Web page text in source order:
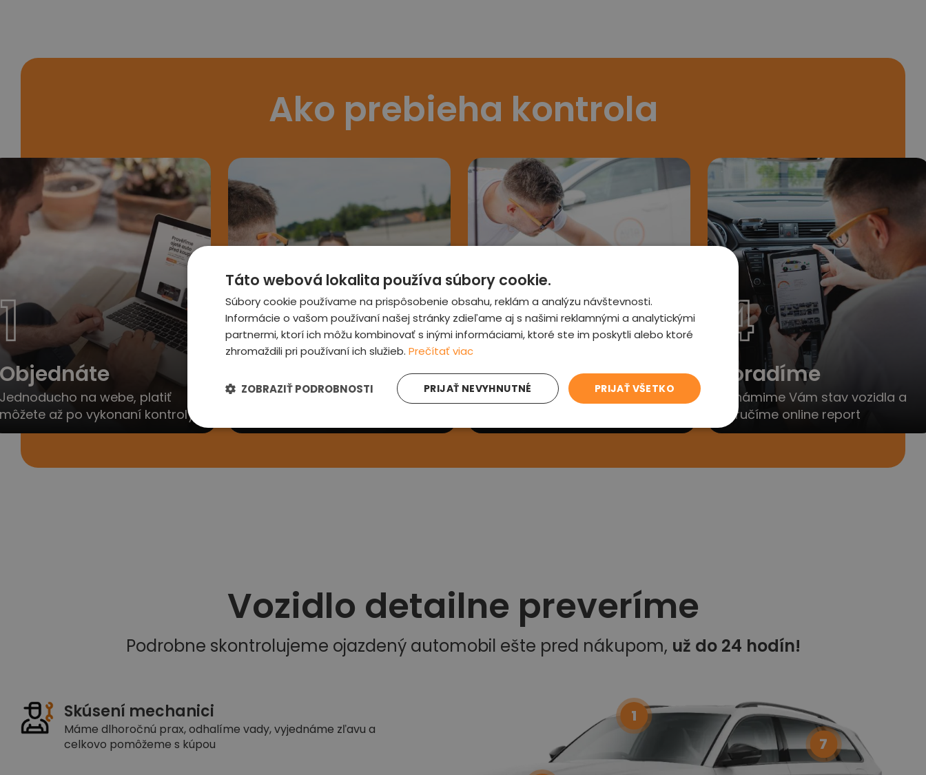
Ako prebieha kontrola
1
Objednáte
Jednoducho na webe, platiť
môžete až po vykonaní kontroly
2
Ozveme sa Vám
Obratom Vás kontaktujeme a
3
Preveríme auto
Prehliadneme auto, vyjednáme
4
Poradíme
Oznámime Vám stav vozidla a
doručíme online report
Vozidlo detailne preveríme
Podrobne skontrolujeme ojazdený automobil ešte pred nákupom, už do 24 hodín!
Skúsení mechanici
Máme dlhoročnú prax, odhalíme vady, vyjednáme zľavu a
celkovo pomôžeme s kúpou
1
7
Táto webová lokalita používa súbory cookie.
Súbory cookie používame na prispôsobenie obsahu, reklám a analýzu návštevnosti.
Informácie o vašom používaní našej stránky zdieľame aj s našimi reklamnými a analytickými
partnermi, ktorí ich môžu kombinovať s inými informáciami, ktoré ste im poskytli alebo ktoré
zhromaždili pri používaní ich služieb. Prečítať viac
PRIJAŤ VŠETKO
PRIJAŤ NEVYHNUTNÉ
ZOBRAZIŤ PODROBNOSTI